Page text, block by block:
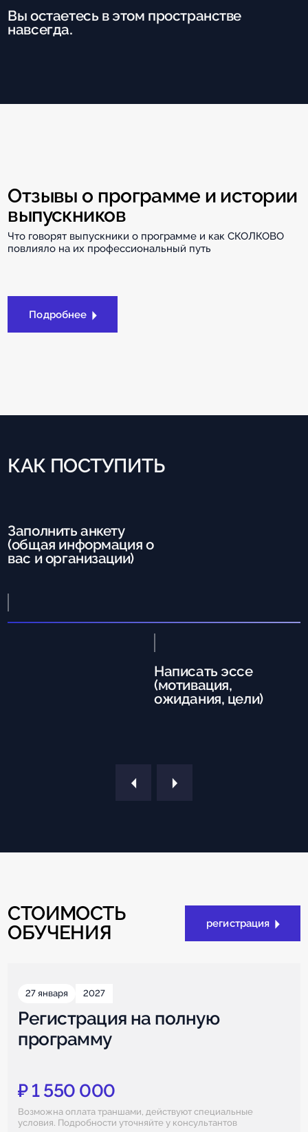
Вы остаетесь в этом пространстве
навсегда.
Отзывы о программе и истории
выпускников
Что говорят выпускники о программе и как СКОЛКОВО
повлияло на их профессиональный путь
Подробнее
КАК ПОСТУПИТЬ
Заполнить анкету
(общая информация о
вас и организации)
Написать эссе
(мотивация,
ожидания, цели)
СТОИМОСТЬ
ОБУЧЕНИЯ
регистрация
27 января 2027
Регистрация на полную
программу
₽ 1 550 000
Возможна оплата траншами, действуют специальные
условия. Подробности уточняйте у консультантов